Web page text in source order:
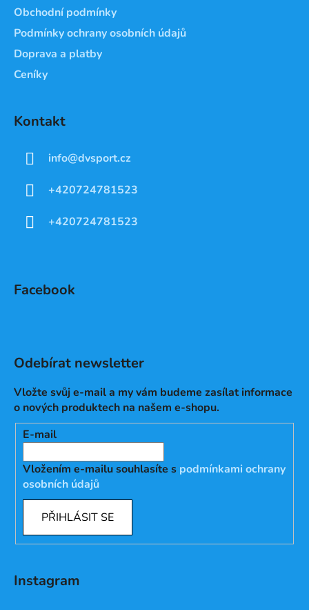
Obchodní podmínky
Podmínky ochrany osobních údajů
Doprava a platby
Ceníky
Kontakt
info@dvsport.cz
+420724781523
+420724781523
Facebook
Odebírat newsletter
Vložte svůj e-mail a my vám budeme zasílat informace
o nových produktech na našem e-shopu.
E-mail
Vložením e-mailu souhlasíte s podmínkami ochrany
osobních údajů
PŘIHLÁSIT SE
Instagram